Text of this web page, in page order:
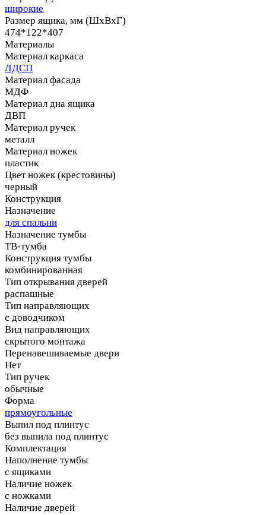
широкие
Размер ящика, мм (ШхВхГ)
474*122*407
Материалы
Материал каркаса
ЛДСП
Материал фасада
МДФ
Материал дна ящика
ДВП
Материал ручек
металл
Материал ножек
пластик
Цвет ножек (крестовины)
черный
Конструкция
Назначение
для спальни
Назначение тумбы
ТВ-тумба
Конструкция тумбы
комбинированная
Тип открывания дверей
распашные
Тип направляющих
с доводчиком
Вид направляющих
скрытого монтажа
Перенавешиваемые двери
Нет
Тип ручек
обычные
Форма
прямоугольные
Выпил под плинтус
без выпила под плинтус
Комплектация
Наполнение тумбы
с ящиками
Наличие ножек
с ножками
Наличие дверей